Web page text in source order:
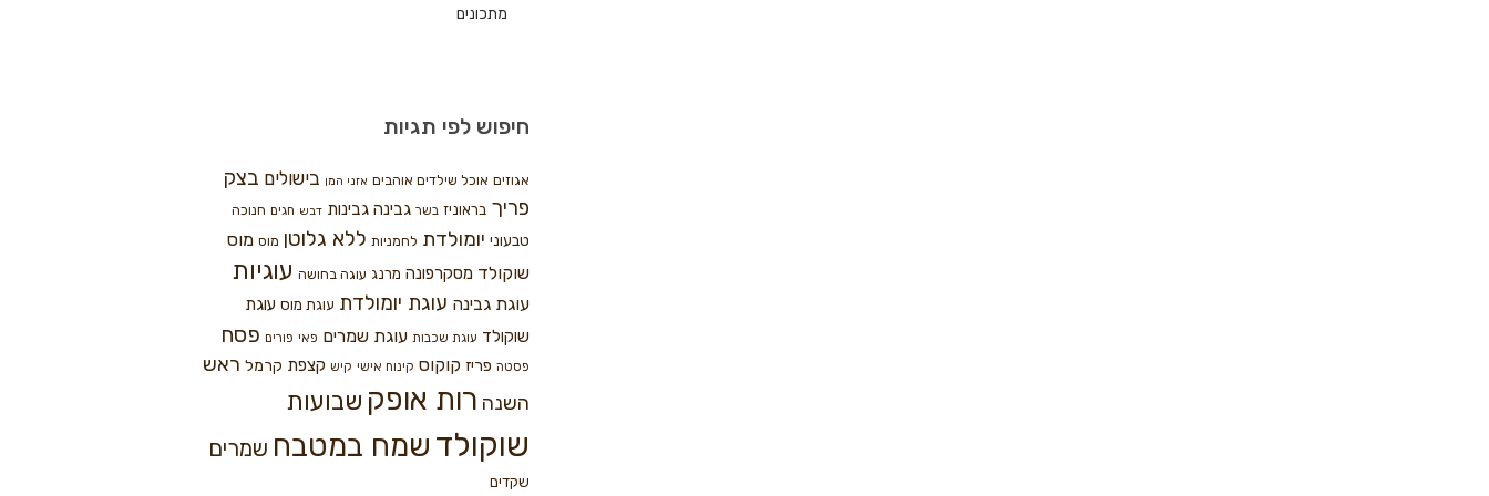
מתכונים
חיפוש לפי תגיות
אגוזים אוכל שילדים אוהבים אזני המן בישולים בצק
פריך בראוניז בשר גבינה גבינות דבש חגים חנוכה
טבעוני יומולדת לחמניות ללא גלוטן מוס מוס
שוקולד מסקרפונה מרנג עוגה בחושה עוגיות
עוגת גבינה עוגת יומולדת עוגת מוס עוגת
שוקולד עוגת שכבות עוגת שמרים פאי פורים פסח
פסטה פריז קוקוס קינוח אישי קיש קצפת קרמל ראש
השנה רות אופק שבועות
שוקולד שמח במטבח שמרים
שקדים